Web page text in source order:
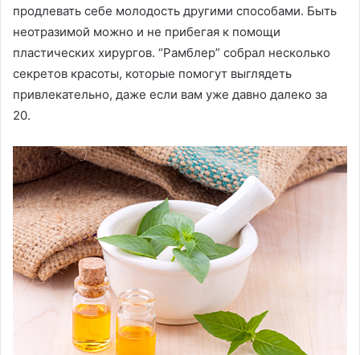
продлевать себе молодость другими способами. Быть
неотразимой можно и не прибегая к помощи
пластических хирургов. “Рамблер” собрал несколько
секретов красоты, которые помогут выглядеть
привлекательно, даже если вам уже давно далеко за
20.